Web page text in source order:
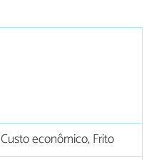
Custo econômico, Frito